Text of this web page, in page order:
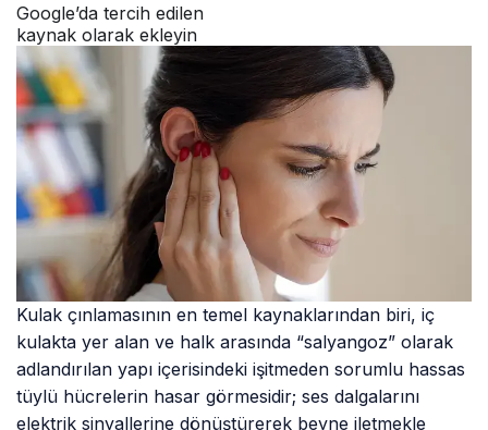
Google’da tercih edilen
kaynak olarak ekleyin
Kulak çınlamasının en temel kaynaklarından biri, iç
kulakta yer alan ve halk arasında “salyangoz” olarak
adlandırılan yapı içerisindeki işitmeden sorumlu hassas
tüylü hücrelerin hasar görmesidir; ses dalgalarını
elektrik sinyallerine dönüştürerek beyne iletmekle